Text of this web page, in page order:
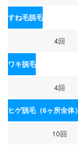
すね毛脱毛
4回
ワキ脱毛
4回
ヒゲ脱毛（6ヶ所全体）
10回